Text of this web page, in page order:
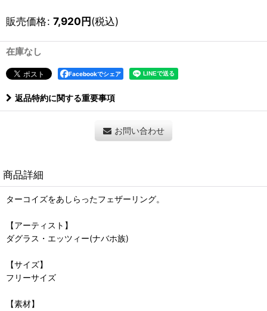
販売価格: 7,920円(税込)
在庫なし
Facebookでシェア
返品特約に関する重要事項
お問い合わせ
商品詳細
ターコイズをあしらったフェザーリング。
【アーティスト】
ダグラス・エッツィー(ナバホ族)
【サイズ】
フリーサイズ
【素材】